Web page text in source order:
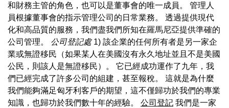
和財務主管的角色，也可以是董事會的唯一成員。 管理人
員根據董事會的指示管理公司的日常業務。 透過提供現代
化和高品質的服務，我們盡我們所知在羅馬尼亞提供準確的
公司管理。 公司登記處1) 該企業的任何所有者是另一家企
業或無證移民（如果某人在美國沒有永久地址並且不是美國
公民，則該人是無證移民）。 它已經成功運作了九年，我
們已經完成了許多公司的組建，甚至報稅。 這就是為什麼
我們能夠滿足匈牙利客戶的期望，這不僅歸功於我們的專業
知識，也歸功於我們數十年的經驗。 公司登記 我們是一家